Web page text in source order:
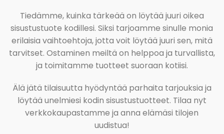
Tiedämme, kuinka tärkeää on löytää juuri oikea
sisustustuote kodillesi. Siksi tarjoamme sinulle monia
erilaisia vaihtoehtoja, jotta voit löytää juuri sen, mitä
tarvitset. Ostaminen meiltä on helppoa ja turvallista,
ja toimitamme tuotteet suoraan kotiisi.
Älä jätä tilaisuutta hyödyntää parhaita tarjouksia ja
löytää unelmiesi kodin sisustustuotteet. Tilaa nyt
verkkokaupastamme ja anna elämäsi tilojen
uudistua!